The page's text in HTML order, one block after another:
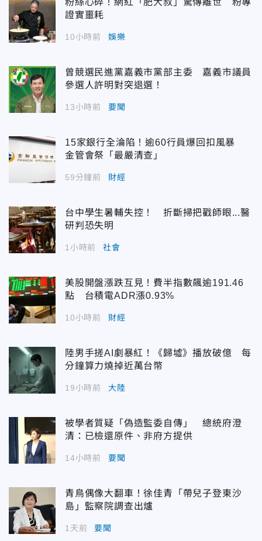
證實噩耗
10小時前 娛樂
曾競選民進黨嘉義市黨部主委 嘉義市議員
參選人許明對突退選！
13小時前 要聞
15家銀行全淪陷！逾60行員爆回扣風暴
金管會祭「最嚴清查」
59分鐘前 財經
台中學生暑輔失控！ 折斷掃把戳師眼...醫
研判恐失明
1小時前 社會
美股開盤漲跌互見！費半指數飆逾191.46
點 台積電ADR漲0.93%
10小時前 財經
陸男手搓AI劇暴紅！《歸墟》播放破億 每
分鐘算力燒掉近萬台幣
19小時前 大陸
被學者質疑「偽造監委自傳」 總統府澄
清：已檢還原件、非府方提供
14小時前 要聞
青鳥偶像大翻車！徐佳青「帶兒子登東沙
島」監察院調查出爐
1天前 要聞